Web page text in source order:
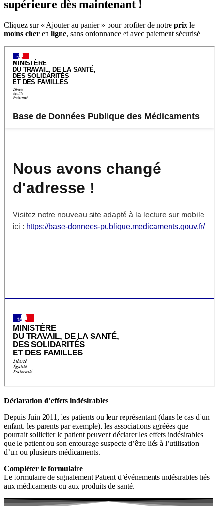
supérieure dès maintenant !
Cliquez sur « Ajouter au panier » pour profiter de notre prix le
moins cher en ligne, sans ordonnance et avec paiement sécurisé.
Déclaration d’effets indésirables
Depuis Juin 2011, les patients ou leur représentant (dans le cas d’un
enfant, les parents par exemple), les associations agréées que
pourrait solliciter le patient peuvent déclarer les effets indésirables
que le patient ou son entourage suspecte d’être liés à l’utilisation
d’un ou plusieurs médicaments.
Compléter le formulaire
Le formulaire de signalement Patient d’événements indésirables liés
aux médicaments ou aux produits de santé.